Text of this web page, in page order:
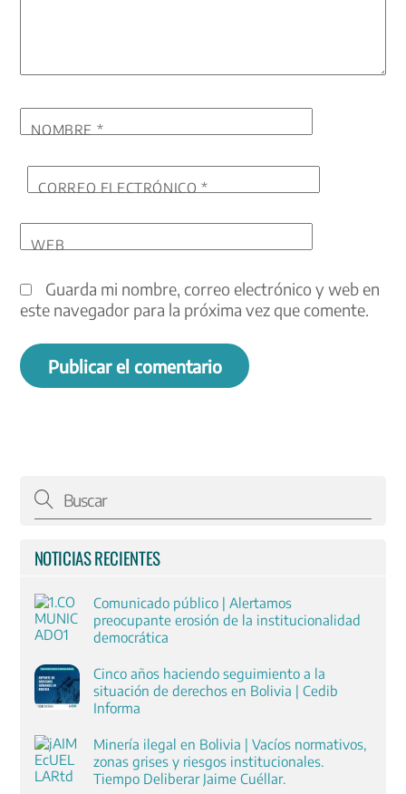
NOMBRE *
CORREO ELECTRÓNICO*
WEB
Guarda mi nombre, correo electrónico y web en
este navegador para la próxima vez que comente.
NOTICIAS RECIENTES
Comunicado público | Alertamos
preocupante erosión de la institucionalidad
democrática
Cinco años haciendo seguimiento a la
situación de derechos en Bolivia | Cedib
Informa
Minería ilegal en Bolivia | Vacíos normativos,
zonas grises y riesgos institucionales.
Tiempo Deliberar Jaime Cuéllar.